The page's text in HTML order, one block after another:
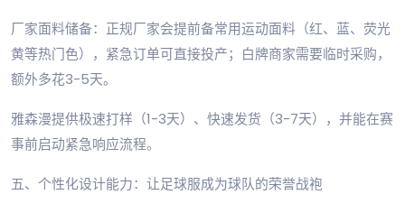
厂家面料储备：正规厂家会提前备常用运动面料（红、蓝、荧光
黄等热门色），紧急订单可直接投产；白牌商家需要临时采购，
额外多花3-5天。
雅森漫提供极速打样（1-3天）、快速发货（3-7天），并能在赛
事前启动紧急响应流程。
五、个性化设计能力：让足球服成为球队的荣誉战袍